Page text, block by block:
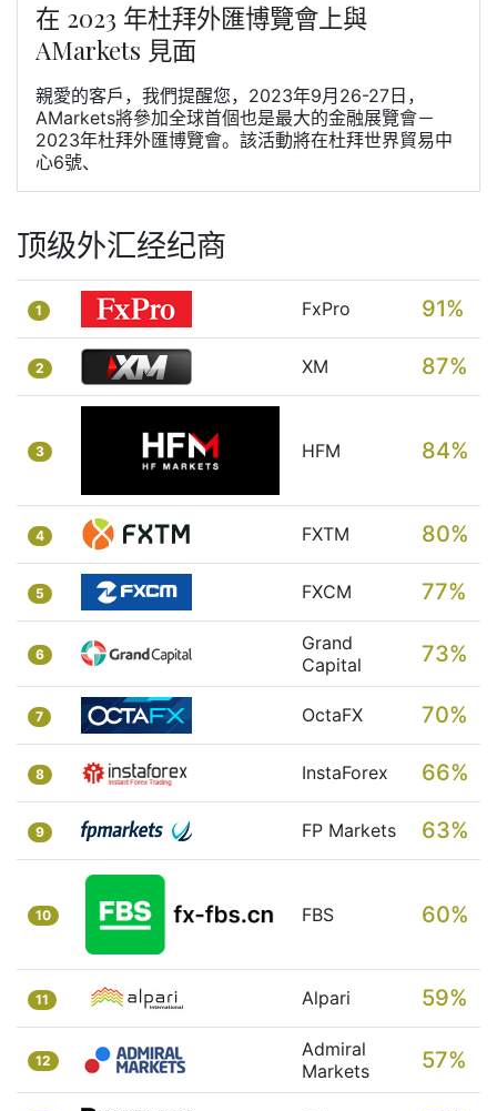
在 2023 年杜拜外匯博覽會上與
AMarkets 見面
親愛的客戶，我們提醒您，2023年9月26-27日，
AMarkets將參加全球首個也是最大的金融展覽會－
2023年杜拜外匯博覽會。該活動將在杜拜世界貿易中
心6號、
顶级外汇经纪商
1 FxPro 91%
2 XM 87%
3 HFM 84%
4 FXTM 80%
5 FXCM 77%
6
Grand
Capital
73%
7 OctaFX 70%
8 InstaForex 66%
9 FP Markets 63%
10 FBS 60%
11 Alpari 59%
12
Admiral
Markets
57%